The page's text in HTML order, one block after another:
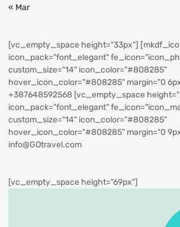
« Mar
[vc_empty_space height="33px"]
icon_pack="font_elegant"
custom_size="14" icon_color="#808285"
hover_icon_color="#808285" margin="0
+387648592568 [vc_empty_space
icon_pack="font_elegant"
custom_size="14" icon_color="#808285"
hover_icon_color="#808285" margin="0
info@GOtravel.com
[vc_empty_space height="69px"]